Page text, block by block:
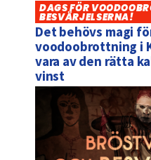
DAGS FÖR
BESVÄRJELSERNA!
Det behövs magi
voodoobrottning i
vara av den rätta
vinst